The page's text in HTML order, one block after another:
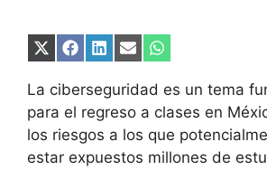
Compartir
X
(Twitter)
Compartir
Facebook
Compartir
LinkedIn
Compartir
Email
Compartir
WhatsApp
La ciberseguridad es un tema
para el regreso a clases en
los riesgos a los que
estar expuestos millones de